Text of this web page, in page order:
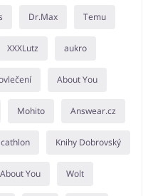
Dr.Max Temu
XXXLutz aukro
About You
Mohito Answear.cz
Knihy Dobrovský
About You Wolt